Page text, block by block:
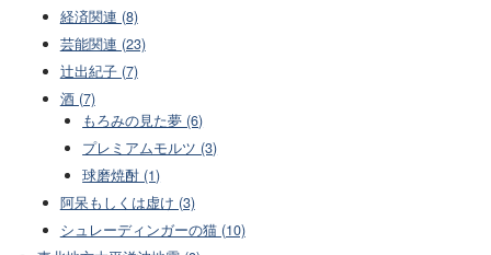
経済関連 (8)
芸能関連 (23)
辻出紀子 (7)
酒 (7)
もろみの見た夢 (6)
プレミアムモルツ (3)
球磨焼酎 (1)
阿呆もしくは虚け (3)
シュレーディンガーの猫 (10)